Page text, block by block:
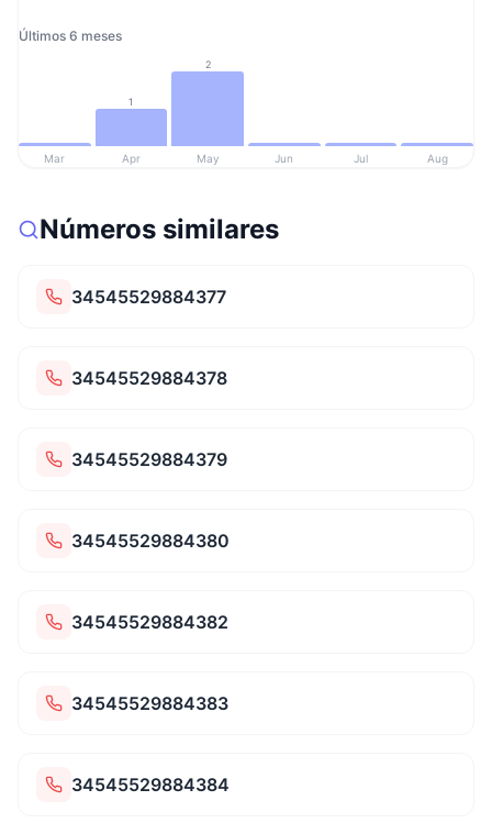
Últimos 6 meses
1
2
Mar Apr May Jun Jul Aug
Números similares
34545529884377
34545529884378
34545529884379
34545529884380
34545529884382
34545529884383
34545529884384